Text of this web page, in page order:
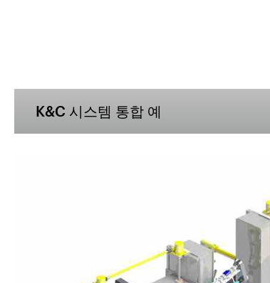
K&C 시스템 통합 예